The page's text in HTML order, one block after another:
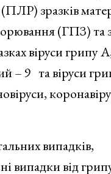
зразків
(ГПЗ) та
віруси грипу
– 9 та віруси
випадків,
випадки від